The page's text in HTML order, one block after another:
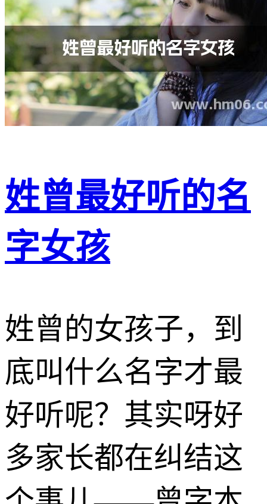
姓曾最好听的名
字女孩
姓曾的女孩子，到
底叫什么名字才最
好听呢？其实呀好
多家长都在纠结这